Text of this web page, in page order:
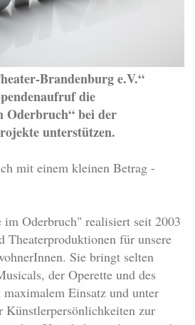
Brandenburg e.V.“
die
Oderbruch“ bei der
unterstützen.
mit einem kleinen Betrag -
Oderbruch" realisiert seit 2003
Theaterproduktionen für unsere
Sie bringt selten
der Operette und des
Einsatz und unter
zur